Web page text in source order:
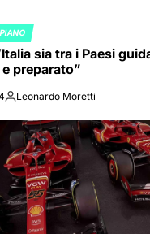
sia tra i Paesi
preparato”
Posted
Leonardo Moretti